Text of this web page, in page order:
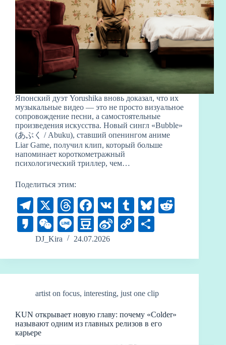
Японский дуэт Yorushika вновь доказал, что их
музыкальные видео — это не просто визуальное
сопровождение песни, а самостоятельные
произведения искусства. Новый сингл «Bubble»
(あぶく / Abuku), ставший опенингом аниме
Liar Game, получил клип, который больше
напоминает короткометражный
психологический триллер, чем…
Поделиться этим:
Te
le
gr
m
X
T
hr
ea
Fa
ce
bo
V
K
T
u
m
r
Bl
K
ak
ao
W
e
C
ha
t
Li
ne
D
ou
ba
n
Si
W
ei
bo
C
y
Li
nk
ра
ви
ть
DJ_Kira 24.07.2026
artist on focus, interesting, just one clip
KUN открывает новую главу: почему «Colder»
называют одним из главных релизов в его
карьере